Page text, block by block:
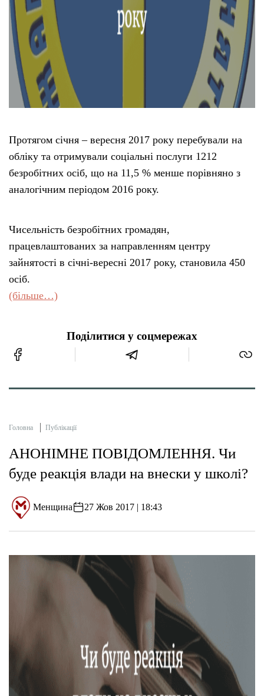
Протягом січня – вересня 2017 року перебували на
обліку та отримували соціальні послуги 1212
безробітних осіб, що на 11,5 % менше порівняно з
аналогічним періодом 2016 року.
Чисельність безробітних громадян,
працевлаштованих за направленням центру
зайнятості в січні-вересні 2017 року, становила 450
осіб.
(більше…)
Поділитися у соцмережах
Головна Публікації
АНОНІМНЕ ПОВІДОМЛЕННЯ. Чи
буде реакція влади на внески у школі?
Менщина 27 Жов 2017 | 18:43